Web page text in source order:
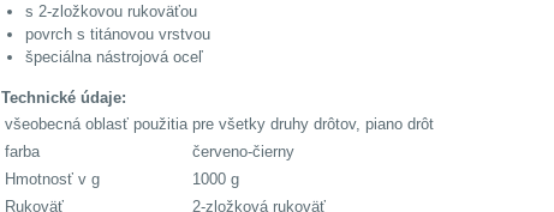
s 2-zložkovou rukoväťou
povrch s titánovou vrstvou
špeciálna nástrojová oceľ
Technické údaje:
všeobecná oblasť použitia pre všetky druhy drôtov, piano drôt
farba
červeno-čierny
Hmotnosť v g
1000 g
Rukoväť
2-zložková rukoväť